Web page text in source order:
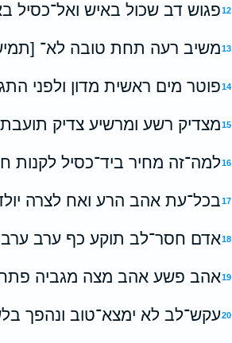
12פגוש דב שכול באיש ואל־כסיל
13משיב רעה תחת טובה לא־
14פוטר מים ראשית מדון ולפני
15מצדיק רשע ומרשיע צדיק תועבת
16למה־זה מחיר ביד־כסיל לקנות
17בכל־עת אהב הרע ואח לצרה
18אדם חסר־לב תוקע כף ערב ערבה
19אהב פשע אהב מצה מגביה
20עקש־לב לא ימצא־טוב ונהפך